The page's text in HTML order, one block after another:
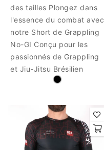
des tailles Plongez dans
l'essence du combat avec
notre Short de Grappling
No-GI Conçu pour les
passionnés de Grappling
et Jiu-Jitsu Brésilien